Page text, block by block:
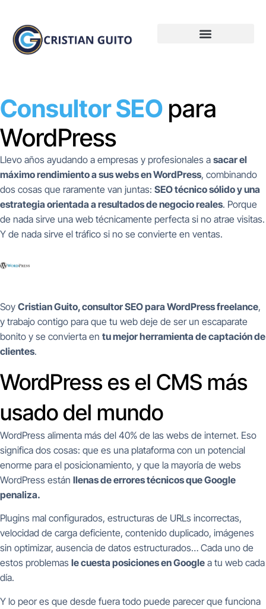
Consultor SEO para
WordPress
Llevo años ayudando a empresas y profesionales a sacar el
máximo rendimiento a sus webs en WordPress, combinando
dos cosas que raramente van juntas: SEO técnico sólido y una
estrategia orientada a resultados de negocio reales. Porque
de nada sirve una web técnicamente perfecta si no atrae visitas.
Y de nada sirve el tráfico si no se convierte en ventas.
Soy Cristian Guito, consultor SEO para WordPress freelance,
y trabajo contigo para que tu web deje de ser un escaparate
bonito y se convierta en tu mejor herramienta de captación de
clientes.
WordPress es el CMS más
usado del mundo
WordPress alimenta más del 40% de las webs de internet. Eso
significa dos cosas: que es una plataforma con un potencial
enorme para el posicionamiento, y que la mayoría de webs
WordPress están llenas de errores técnicos que Google
penaliza.
Plugins mal configurados, estructuras de URLs incorrectas,
velocidad de carga deficiente, contenido duplicado, imágenes
sin optimizar, ausencia de datos estructurados… Cada uno de
estos problemas le cuesta posiciones en Google a tu web cada
día.
Y lo peor es que desde fuera todo puede parecer que funciona